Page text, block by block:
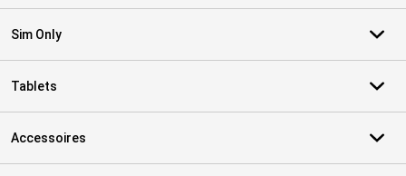
Sim Only
Tablets
Accessoires